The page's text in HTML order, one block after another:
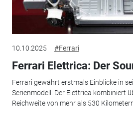
10.10.2025 #Ferrari
Ferrari Elettrica: Der
Ferrari gewährt erstmals Einblicke in
Serienmodell. Der Elettrica kombiniert
Reichweite von mehr als 530